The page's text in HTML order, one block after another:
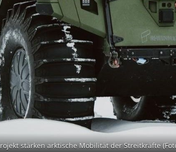
stärken arktische Mobilität der Streitkräfte